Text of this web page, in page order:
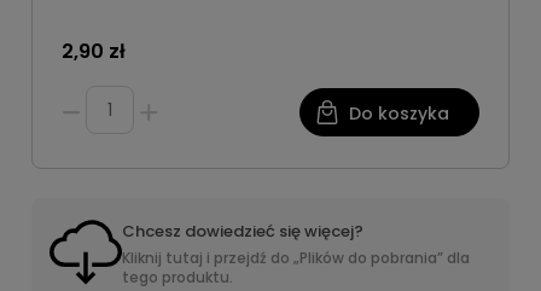
2,90 zł
Do koszyka
Chcesz dowiedzieć się więcej?
Kliknij tutaj i przejdź do „Plików do pobrania” dla
tego produktu.